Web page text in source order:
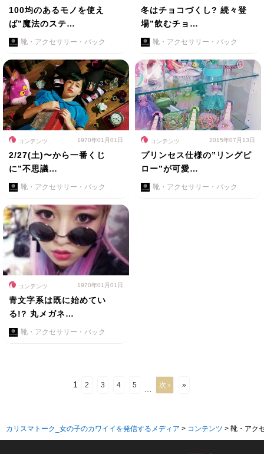
100均のあるモノを使え
ば”魔法のステ…
靴・アクセサリー・バック
冬はチョコづくし? 続々登
場”飲むチョ…
靴・アクセサリー・バック
コンテンツ 1970年01月01日
2/27(土)〜から一番くじ
に”不思議…
靴・アクセサリー・バック
コンテンツ 2015年07月13日
プリンセス仕様の”リングピ
ロー”が可愛…
靴・アクセサリー・バック
コンテンツ 1970年01月01日
青文字系は既に始めてい
る!? 丸メガネ…
靴・アクセサリー・バック
1 2 3 4 5 次 › »
カリスマトーク_女の子のカワイイを発信するメディア > コンテンツ > 靴・アク